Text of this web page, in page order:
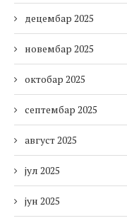
децембар 2025
новембар 2025
октобар 2025
септембар 2025
август 2025
јул 2025
јун 2025